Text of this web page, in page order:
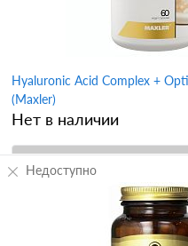
Hyaluronic Acid Complex +
(Maxler)
Нет в наличии
Купить в 1 клик
Недоступно